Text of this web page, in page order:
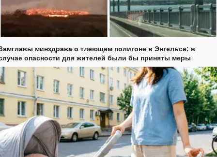
минздрава о тлеющем полигоне в Энгельсе: в
опасности для жителей были бы приняты меры